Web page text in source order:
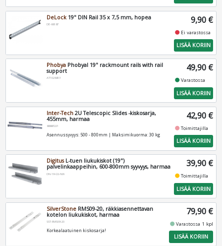
DeLock 19" DIN Rail 35 x 7,5 mm, hopea
DE-66187 9,90 €
fiber_manual_record Ei varastossa
LISÄÄ KORIIN
Phobya Phobyal 19" rackmount rails with rail
support
AT1026813
49,90 €
fiber_manual_recordVarastossa
LISÄÄ KORIIN
Inter-Tech 2U Telescopic Slides -kiskosarja,
455mm, harmaa
88887221
Asennussyvyys: 500 - 800mm | Maksimikuorma: 30 kg
42,90 €
fiber_manual_recordToimittajilla
LISÄÄ KORIIN
DigitusL-tuen liukukiskot (19")
palvelinkaappeihin, 600-800mm syyvyys, harmaa
DN-19-GS-NW
39,90 €
fiber_manual_recordToimittajilla
LISÄÄ KORIIN
SilverStone RMS09-20, räkkiasennettavan
kotelon liukukiskot, harmaa
SST-RMS09-20
Korkealaatuinen kiskosarja!
79,90 €
fiber_manual_recordVarastossa 1 kpl
LISÄÄ KORIIN